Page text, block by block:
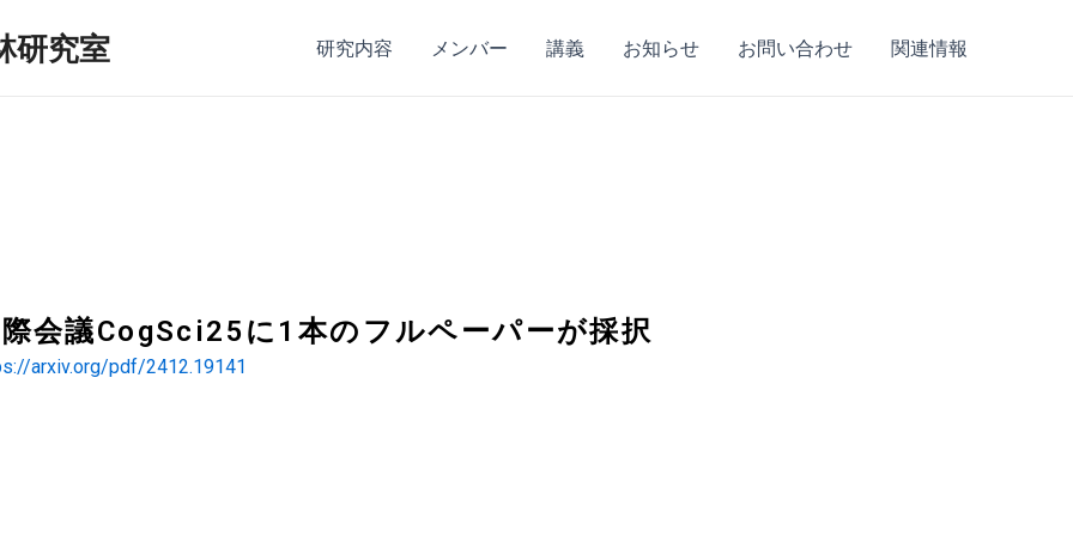
究室 研究内容 メンバー 講義 お知らせ お問い合わせ 関連情報
会議CogSci25に1本のフルペーパーが採択
arxiv.org/pdf/2412.19141